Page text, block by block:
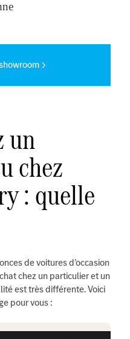
un
chez
: quelle
de voitures d’occasion
chez un particulier et un
est très différente. Voici
pour vous :